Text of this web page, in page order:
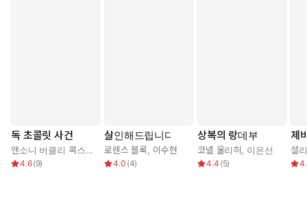
독 초콜릿 사건
앤소니 버클리 콕스
,이동윤
4.6(9)
살인해드립니다
로렌스 블록 이수현
4.0 (4)
상복의 랑데부
코넬 울리히 이은선
4.4 (5)
제
셜